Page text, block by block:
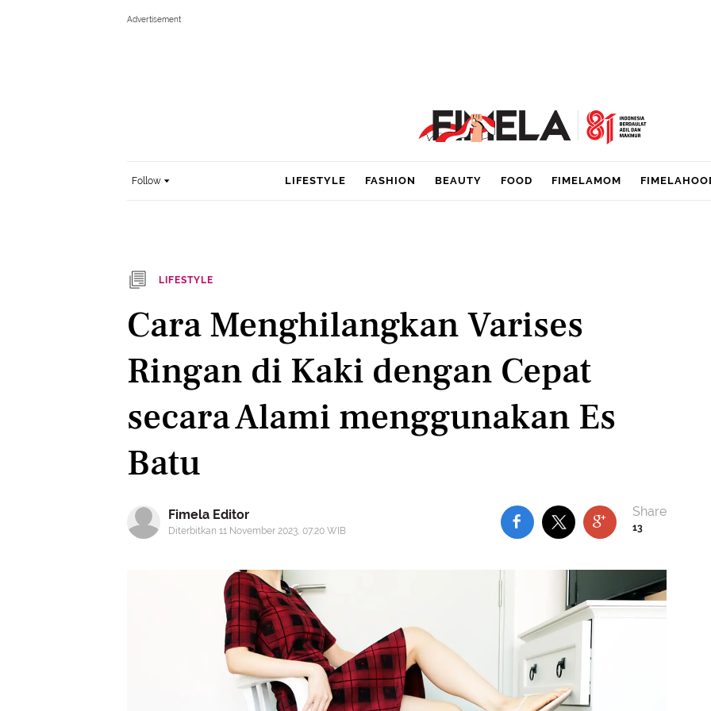
Follow LIFESTYLE FASHION BEAUTY FOOD FIMELAMOM
LIFESTYLE
Cara Menghilangkan Varises
Ringan di Kaki dengan Cepat
secara Alami menggunakan Es
Batu
Fimela Editor
Diterbitkan 11 November 2023, 07:20 WIB 13